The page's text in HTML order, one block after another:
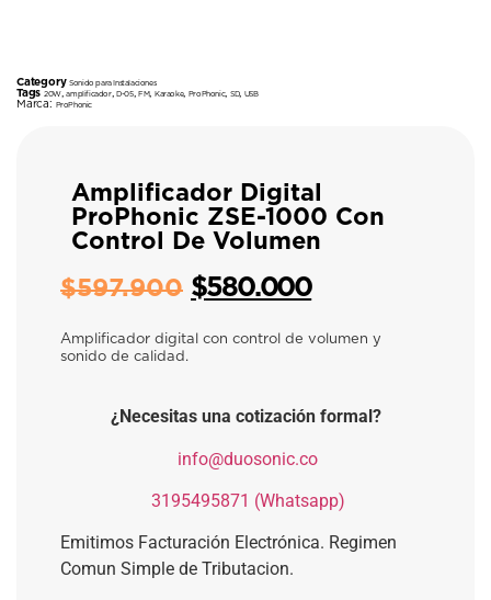
Category Sonido para Instalaciones
Tags 20W,amplificador,D-05,FM,Karaoke, ProPhonic, SD, USB
Marca: ProPhonic
Amplificador Digital
ProPhonic ZSE-1000 Con
Control De Volumen
$597.900 $580.000
Amplificador digital con control de volumen y
sonido de calidad.
¿Necesitas una cotización formal?
info@duosonic.co
3195495871 (Whatsapp)
Emitimos Facturación Electrónica. Regimen
Comun Simple de Tributacion.